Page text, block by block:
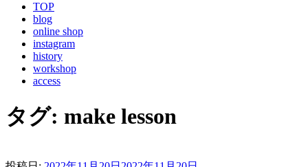
TOP
blog
online shop
instagram
history
workshop
access
タグ: make lesson